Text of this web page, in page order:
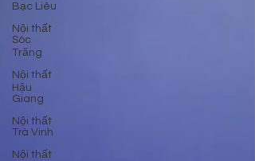
Bạc Liêu
Nội thất
Sóc
Trăng
Nội thất
Hậu
Giang
Nội thất
Trà Vinh
Nội thất